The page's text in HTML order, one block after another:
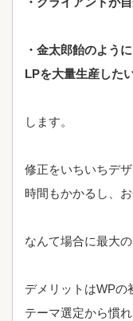
・金太郎飴のよう
LPを大量生産した
します。
修正をいちいちデ
時間もかかるし、お
なんて場合に最大の
デメリットはWPの
テーマ選定から慣